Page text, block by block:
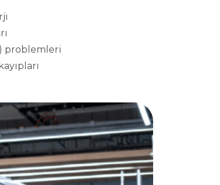
problemleri